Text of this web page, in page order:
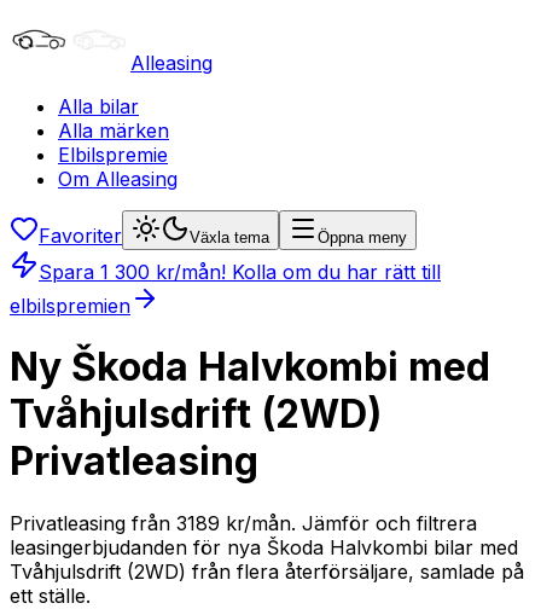
Alleasing
Alla bilar
Alla märken
Elbilspremie
Om Alleasing
Favoriter Växla tema Öppna meny
Spara 1 300 kr/mån! Kolla om du har rätt till
elbilspremien
Ny Škoda Halvkombi med
Tvåhjulsdrift (2WD)
Privatleasing
Privatleasing från 3189 kr/mån. Jämför och filtrera
leasingerbjudanden för nya Škoda Halvkombi bilar med
Tvåhjulsdrift (2WD) från flera återförsäljare, samlade på
ett ställe.